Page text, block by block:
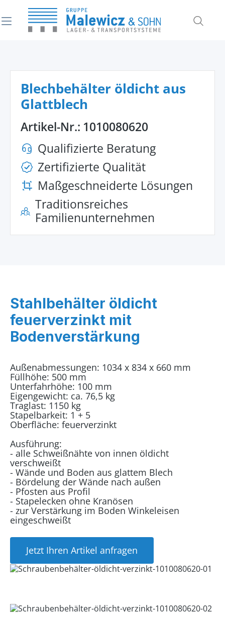
springen
Blechbehälter öldicht aus
Glattblech
Artikel-Nr.: 1010080620
Qualifizierte Beratung
Zertifizierte Qualität
Maßgeschneiderte Lösungen
Traditionsreiches
Familienunternehmen
Stahlbehälter öldicht
feuerverzinkt mit
Bodenverstärkung
Außenabmessungen: 1034 x 834 x 660 mm
Füllhöhe: 500 mm
Unterfahrhöhe: 100 mm
Eigengewicht: ca. 76,5 kg
Traglast: 1150 kg
Stapelbarkeit: 1 + 5
Oberfläche: feuerverzinkt
Ausführung:
- alle Schweißnähte von innen öldicht
verschweißt
- Wände und Boden aus glattem Blech
- Bördelung der Wände nach außen
- Pfosten aus Profil
- Stapelecken ohne Kranösen
- zur Verstärkung im Boden Winkeleisen
eingeschweißt
Jetzt Ihren Artikel anfragen